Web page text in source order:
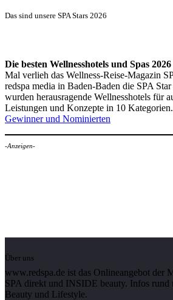
Das sind unsere SPA Stars 2026
Die besten Wellnesshotels und Spas
Mal verlieh das Wellness-Reise-Magazin
redspa media in Baden-Baden die SPA
wurden herausragende Wellnesshotels für
Leistungen und Konzepte in 10 Kategorien.
Gewinner und Nominierten
-Anzeigen-
Über uns
www.redspa.de ist das Onlineangebot der
SPA direkt und INSIDE beauty. Infos rund
Beauty und Lifestyle.